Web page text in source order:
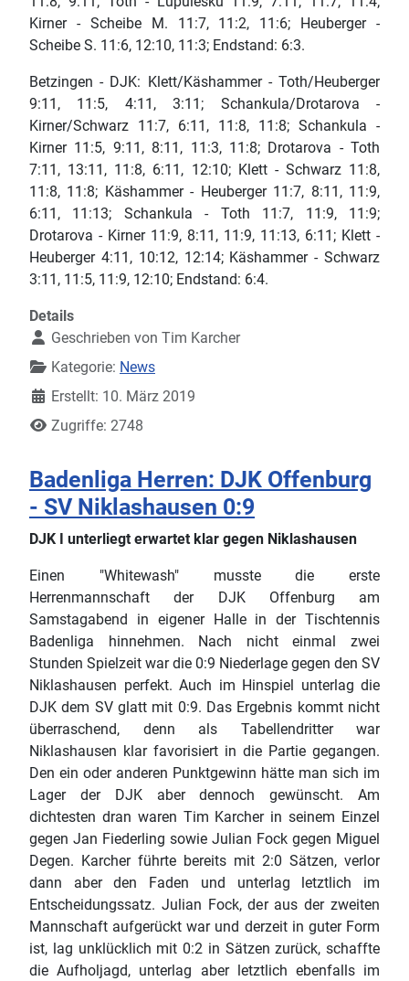
Kirner - Scheibe M. 11:7, 11:2, 11:6; Heuberger -
Scheibe S. 11:6, 12:10, 11:3; Endstand: 6:3.
Betzingen - DJK: Klett/Käshammer - Toth/Heuberger
9:11, 11:5, 4:11, 3:11; Schankula/Drotarova -
Kirner/Schwarz 11:7, 6:11, 11:8, 11:8; Schankula -
Kirner 11:5, 9:11, 8:11, 11:3, 11:8; Drotarova - Toth
7:11, 13:11, 11:8, 6:11, 12:10; Klett - Schwarz 11:8,
11:8, 11:8; Käshammer - Heuberger 11:7, 8:11, 11:9,
6:11, 11:13; Schankula - Toth 11:7, 11:9, 11:9;
Drotarova - Kirner 11:9, 8:11, 11:9, 11:13, 6:11; Klett -
Heuberger 4:11, 10:12, 12:14; Käshammer - Schwarz
3:11, 11:5, 11:9, 12:10; Endstand: 6:4.
Details
Geschrieben von Tim Karcher
Kategorie: News
Erstellt: 10. März 2019
Zugriffe: 2748
Badenliga Herren: DJK Offenburg
- SV Niklashausen 0:9
DJK I unterliegt erwartet klar gegen Niklashausen
Einen "Whitewash" musste die erste
Herrenmannschaft der DJK Offenburg am
Samstagabend in eigener Halle in der Tischtennis
Badenliga hinnehmen. Nach nicht einmal zwei
Stunden Spielzeit war die 0:9 Niederlage gegen den SV
Niklashausen perfekt. Auch im Hinspiel unterlag die
DJK dem SV glatt mit 0:9. Das Ergebnis kommt nicht
überraschend, denn als Tabellendritter war
Niklashausen klar favorisiert in die Partie gegangen.
Den ein oder anderen Punktgewinn hätte man sich im
Lager der DJK aber dennoch gewünscht. Am
dichtesten dran waren Tim Karcher in seinem Einzel
gegen Jan Fiederling sowie Julian Fock gegen Miguel
Degen. Karcher führte bereits mit 2:0 Sätzen, verlor
dann aber den Faden und unterlag letztlich im
Entscheidungssatz. Julian Fock, der aus der zweiten
Mannschaft aufgerückt war und derzeit in guter Form
ist, lag unklücklich mit 0:2 in Sätzen zurück, schaffte
die Aufholjagd, unterlag aber letztlich ebenfalls im